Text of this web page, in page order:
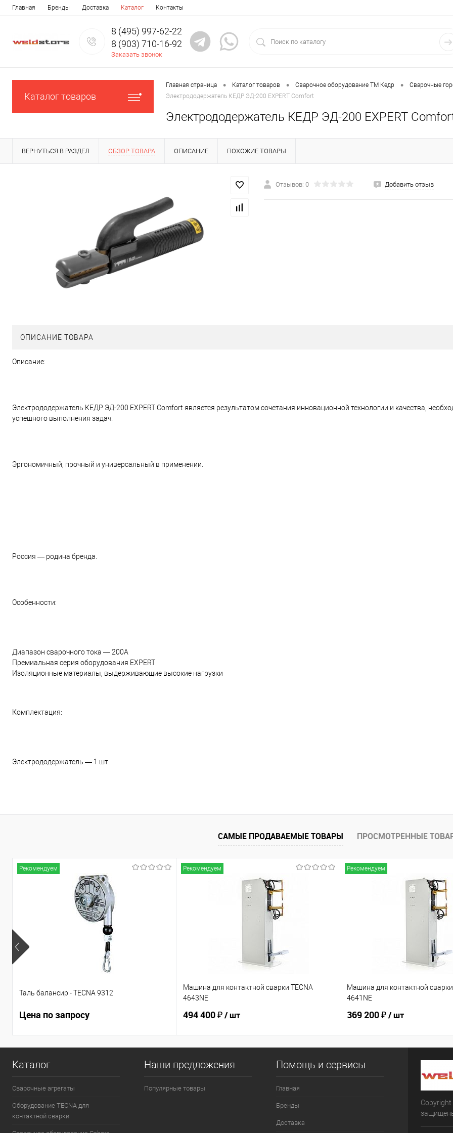
Главная Бренды Доставка Каталог Контакты
8 (495) 997-62-22
8 (903) 710-16-92
Заказать звонок
Каталог товаров
Главная страница • Каталог товаров • Сварочное оборудование ТМ Кедр • Сварочные
Электрододержатель КЕДР ЭД-200 EXPERT Comfort
Электрододержатель КЕДР ЭД-200 EXPERT
ВЕРНУТЬСЯ В РАЗДЕЛ ОБЗОР ТОВАРА ОПИСАНИЕ ПОХОЖИЕ ТОВАРЫ
Отзывов: 0 Добавить отзыв
ОПИСАНИЕ ТОВАРА
Описание:
Электрододержатель КЕДР ЭД-200 EXPERT Comfort является результатом сочетания инновационной технологии и качества,
успешного выполнения задач.
Эргономичный, прочный и универсальный в применении.
Россия — родина бренда.
Особенности:
Диапазон сварочного тока — 200А
Премиальная серия оборудования EXPERT
Изоляционные материалы, выдерживающие высокие нагрузки
Комплектация:
Электрододержатель — 1 шт.
САМЫЕ ПРОДАВАЕМЫЕ ТОВАРЫ ПРОСМОТРЕННЫЕ
Рекомендуем
Таль балансир - TECNA 9312
Цена по запросу
Рекомендуем
Машина для контактной сварки TECNA
4643NE
494 400 ₽/ шт
Рекомендуем
Машина для контактной сварки
4641NE
369 200 ₽/ шт
Каталог
Сварочные агрегаты
Оборудование TECNA для
контактной сварки
Наши предложения
Популярные товары
Помощь и сервисы
Главная
Бренды
Доставка